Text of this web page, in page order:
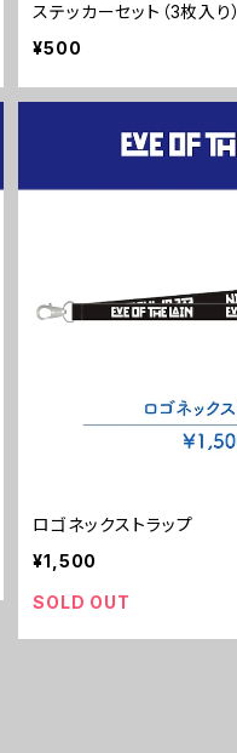
ステッカーセット（3枚入り）
¥500
ロゴネックストラップ
¥1,500
SOLD OUT